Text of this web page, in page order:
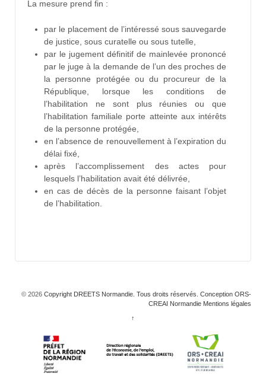
La mesure prend fin :
par le placement de l’intéressé sous sauvegarde
de justice, sous curatelle ou sous tutelle,
par le jugement définitif de mainlevée prononcé
par le juge à la demande de l’un des proches de
la personne protégée ou du procureur de la
République, lorsque les conditions de
l’habilitation ne sont plus réunies ou que
l’habilitation familiale porte atteinte aux intérêts
de la personne protégée,
en l’absence de renouvellement à l’expiration du
délai fixé,
après l’accomplissement des actes pour
lesquels l’habilitation avait été délivrée,
en cas de décès de la personne faisant l’objet
de l’habilitation.
© 2026 Copyright DREETS Normandie. Tous droits réservés. Conception ORS-
CREAI Normandie Mentions légales
↑